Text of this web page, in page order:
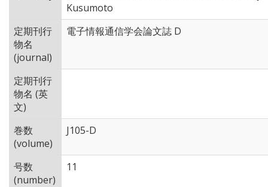
Kusumoto
定期刊行
物名
(journal)
電子情報通信学会論文誌 D
定期刊行
物名 (英
文)
巻数
(volume)
J105-D
号数
(number)
11